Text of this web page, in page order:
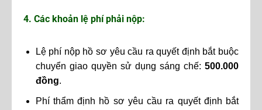
4. Các khoản lệ phí phải nộp:
Lệ phí nộp hồ sơ yêu cầu ra quyết định bắt buộc
chuyển giao quyền sử dụng sáng chế: 500.000
đồng.
Phí thẩm định hồ sơ yêu cầu ra quyết định bắt